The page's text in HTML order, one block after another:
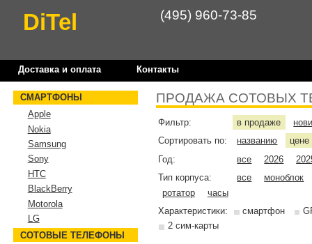
DiTel (495) 960-73-85
Доставка и оплата Контакты
ПРОДАЖА СОТОВЫХ
Фильтр: в продаже
Сортировать по:
названию
цене
Год:
все 2026
Тип корпуса:
все
моноблок
ротатор
часы
Характеристики:
смартфон
2 сим-карты
СМАРТФОНЫ
Apple
Nokia
Samsung
Sony
HTC
BlackBerry
Motorola
LG
СОТОВЫЕ ТЕЛЕФОНЫ